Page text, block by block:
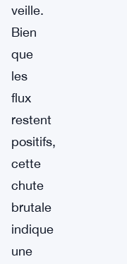
veille.
Bien
que
les
flux
restent
positifs,
cette
chute
brutale
indique
une